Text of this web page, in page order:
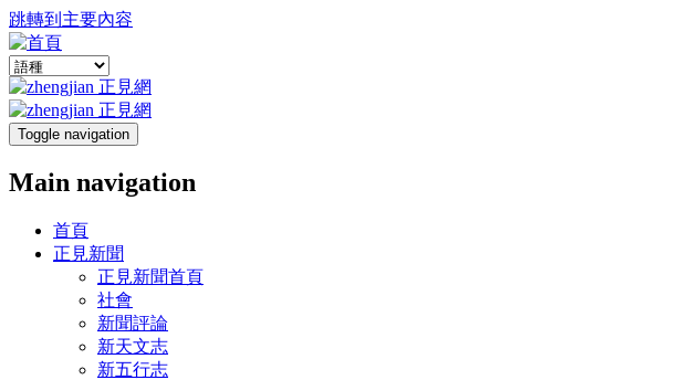
跳轉到主要內容
Toggle navigation
Main navigation
首頁
正見新聞
正見新聞首頁
社會
新聞評論
新天文志
新五行志